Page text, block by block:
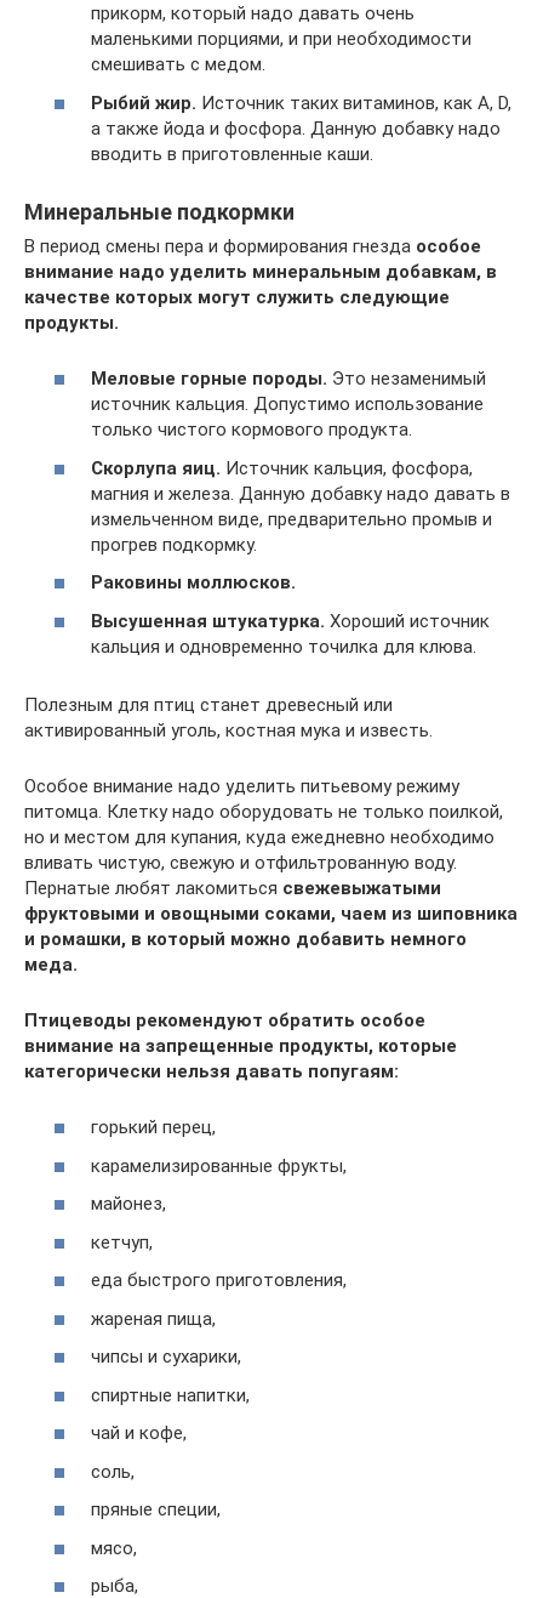
прикорм, который надо давать очень
маленькими порциями, и при необходимости
смешивать с медом.
Рыбий жир. Источник таких витаминов, как А, D,
а также йода и фосфора. Данную добавку надо
вводить в приготовленные каши.
Минеральные подкормки
В период смены пера и формирования гнезда особое
внимание надо уделить минеральным добавкам, в
качестве которых могут служить следующие
продукты.
Меловые горные породы. Это незаменимый
источник кальция. Допустимо использование
только чистого кормового продукта.
Скорлупа яиц. Источник кальция, фосфора,
магния и железа. Данную добавку надо давать в
измельченном виде, предварительно промыв и
прогрев подкормку.
Раковины моллюсков.
Высушенная штукатурка. Хороший источник
кальция и одновременно точилка для клюва.
Полезным для птиц станет древесный или
активированный уголь, костная мука и известь.
Особое внимание надо уделить питьевому режиму
питомца. Клетку надо оборудовать не только поилкой,
но и местом для купания, куда ежедневно необходимо
вливать чистую, свежую и отфильтрованную воду.
Пернатые любят лакомиться свежевыжатыми
фруктовыми и овощными соками, чаем из шиповника
и ромашки, в который можно добавить немного
меда.
Птицеводы рекомендуют обратить особое
внимание на запрещенные продукты, которые
категорически нельзя давать попугаям:
горький перец,
карамелизированные фрукты,
майонез,
кетчуп,
еда быстрого приготовления,
жареная пища,
чипсы и сухарики,
спиртные напитки,
чай и кофе,
соль,
пряные специи,
мясо,
рыба,